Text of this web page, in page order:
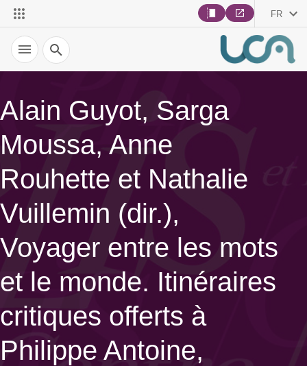
FR
Recherche
Alain Guyot, Sarga
Moussa, Anne
Rouhette et Nathalie
Vuillemin (dir.),
Voyager entre les mots
et le monde. Itinéraires
critiques offerts à
Philippe Antoine,